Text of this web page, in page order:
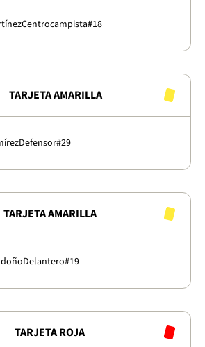
Centrocampista#18
TARJETA AMARILLA
Defensor#29
TARJETA AMARILLA
Delantero#19
TARJETA ROJA